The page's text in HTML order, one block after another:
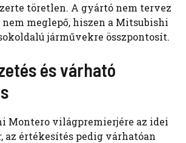
töretlen. A gyártó nem tervez
meglepő, hiszen a Mitsubishi
járművekre összpontosít.
és várható
Montero világpremierjére az idei
az értékesítés pedig várhatóan